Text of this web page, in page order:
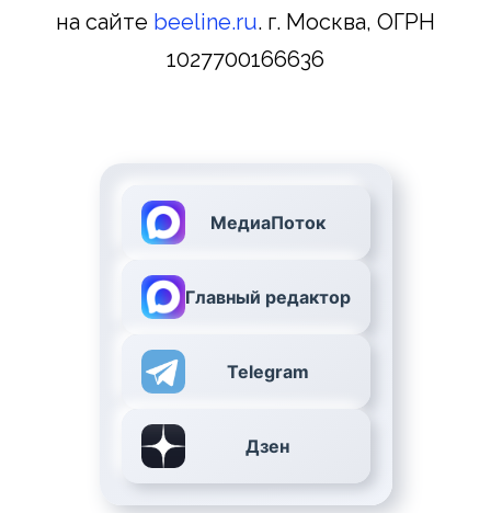
на сайте beeline.ru. г. Москва, ОГРН
1027700166636
МедиаПоток
Главный редактор
Telegram
Дзен